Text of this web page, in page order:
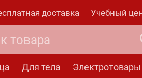
доставка Учебный
Для тела Электротовары